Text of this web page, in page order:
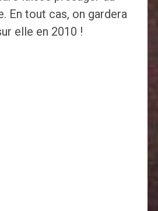
En tout cas, on gardera
elle en 2010 !